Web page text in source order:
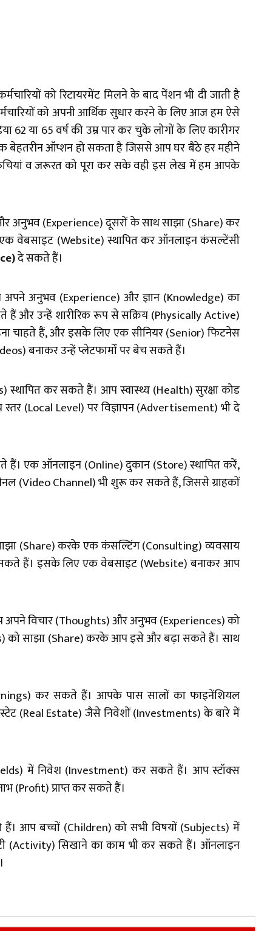
को रिटायरमेंट मिलने के बाद पेंशन भी दी जाती है
को अपनी आर्थिक सुधार करने के लिए आज हम ऐसे
या 65 वर्ष की उम्र पार कर चुके लोगों के लिए कारीगर
बेहतरीन ऑप्शन हो सकता है जिससे आप घर बैठे हर महीने
व जरूरत को पूरा कर सके वही इस लेख में हम आपके
और अनुभव (Experience) दूसरों के साथ साझा (Share) कर
वेबसाइट (Website) स्थापित कर ऑनलाइन कंसल्टेंसी
दे सकते हैं।
अनुभव (Experience) और ज्ञान (Knowledge) का
और उन्हें शारीरिक रूप से सक्रिय (Physically Active)
चाहते हैं, और इसके लिए एक सीनियर (Senior) फिटनेस
बनाकर उन्हें प्लेटफार्मों पर बेच सकते हैं।
कर सकते हैं। आप स्वास्थ्य (Health) सुरक्षा कोड
(Local Level) पर विज्ञापन (Advertisement) भी दे
एक ऑनलाइन (Online) दुकान (Store) स्थापित करें,
(Video Channel) भी शुरू कर सकते हैं, जिससे ग्राहकों
(Share) करके एक कंसल्टिंग (Consulting) व्यवसाय
सकते हैं। इसके लिए एक वेबसाइट (Website) बनाकर आप
विचार (Thoughts) और अनुभव (Experiences) को
को साझा (Share) करके आप इसे और बढ़ा सकते हैं। साथ
कर सकते हैं। आपके पास सालों का फाइनेंशियल
(Real Estate) जैसे निवेशों (Investments) के बारे में
में निवेश (Investment) कर सकते हैं। आप स्टॉक्स
(Profit) प्राप्त कर सकते हैं।
आप बच्चों (Children) को सभी विषयों (Subjects) में
(Activity)सिखाने का काम भी कर सकते हैं। ऑनलाइन